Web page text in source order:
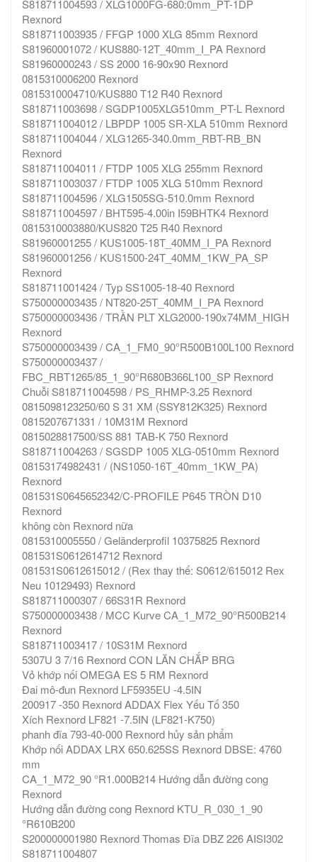
S818711004593 / XLG1000FG-680:0mm_PT-1DP
Rexnord
S818711003935 / FFGP 1000 XLG 85mm Rexnord
S81960001072 / KUS880-12T_40mm_I_PA Rexnord
S81960000243 / SS 2000 16-90x90 Rexnord
0815310006200 Rexnord
0815310004710/KUS880 T12 R40 Rexnord
S818711003698 / SGDP1005XLG510mm_PT-L Rexnord
S818711004012 / LBPDP 1005 SR-XLA 510mm Rexnord
S818711004044 / XLG1265-340.0mm_RBT-RB_BN
Rexnord
S818711004011 / FTDP 1005 XLG 255mm Rexnord
S818711003037 / FTDP 1005 XLG 510mm Rexnord
S818711004596 / XLG1505SG-510.0mm Rexnord
S818711004597 / BHT595-4.00in I59BHTK4 Rexnord
0815310003880/KUS820 T25 R40 Rexnord
S81960001255 / KUS1005-18T_40MM_I_PA Rexnord
S81960001256 / KUS1500-24T_40MM_1KW_PA_SP
Rexnord
S818711001424 / Typ SS1005-18-40 Rexnord
S750000003435 / NT820-25T_40MM_I_PA Rexnord
S750000003436 / TRẦN PLT XLG2000-190x74MM_HIGH
Rexnord
S750000003439 / CA_1_FM0_90°R500B100L100 Rexnord
S750000003437 /
FBC_RBT1265/85_1_90°R680B366L100_SP Rexnord
Chuỗi S818711004598 / PS_RHMP-3.25 Rexnord
0815098123250/60 S 31 XM (SSY812K325) Rexnord
0815207671331 / 10M31M Rexnord
0815028817500/SS 881 TAB-K 750 Rexnord
S818711004263 / SGSDP 1005 XLG-0510mm Rexnord
08153174982431 / (NS1050-16T_40mm_1KW_PA)
Rexnord
081531S0645652342/C-PROFILE P645 TRÒN D10
Rexnord
không còn Rexnord nữa
0815310005550 / Geländerprofil 10375825 Rexnord
081531S0612614712 Rexnord
081531S0612615012 / (Rex thay thế: S0612/615012 Rex
Neu 10129493) Rexnord
S818711000307 / 66S31R Rexnord
S750000003438 / MCC Kurve CA_1_M72_90°R500B214
Rexnord
S818711003417 / 10S31M Rexnord
5307U 3 7/16 Rexnord CON LĂN CHẮP BRG
Vỏ khớp nối OMEGA ES 5 RM Rexnord
Đai mô-đun Rexnord LF5935EU -4.5IN
200917 -350 Rexnord ADDAX Flex Yếu Tố 350
Xích Rexnord LF821 -7.5IN (LF821-K750)
phanh đĩa 793-40-000 Rexnord hủy sản phẩm
Khớp nối ADDAX LRX 650.625SS Rexnord DBSE: 4760
mm
CA_1_M72_90 °R1.000B214 Hướng dẫn đường cong
Rexnord
Hướng dẫn đường cong Rexnord KTU_R_030_1_90
°R610B200
S200000001980 Rexnord Thomas Đĩa DBZ 226 AISI302
S818711004807